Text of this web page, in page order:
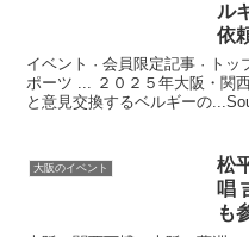
ル
依
イベント · 会員限定記事 · ト
ポーツ ... ２０２５年大阪・関
と意見交換するベルギーの
大阪のイベント
松
唱
も